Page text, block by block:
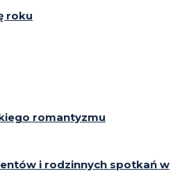
roku
romantyzmu
i rodzinnych spotkań w